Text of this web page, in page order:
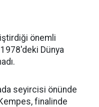
önemli
Dünya
seyircisi önünde
finalinde